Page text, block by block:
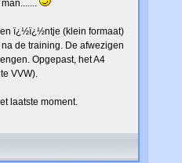
en ï¿½ï¿½ntje (klein formaat)
de training. De afwezigen
Opgepast, het A4
VVW).
laatste moment.